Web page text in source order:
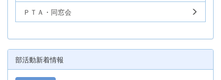
ＰＴＡ・同窓会
部活動新着情報